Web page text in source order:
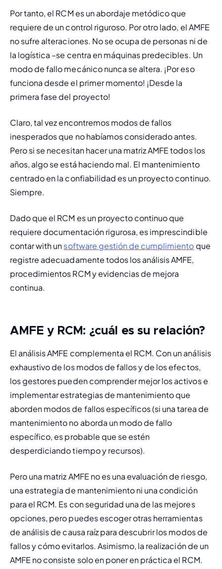
Por tanto, el RCM es un abordaje metódico que
requiere de un control riguroso. Por otro lado, el AMFE
no sufre alteraciones. No se ocupa de personas ni de
la logística –se centra en máquinas predecibles. Un
modo de fallo mecánico nunca se altera. ¡Por eso
funciona desde el primer momento! ¡Desde la
primera fase del proyecto!
Claro, tal vez encontremos modos de fallos
inesperados que no habíamos considerado antes.
Pero si se necesitan hacer una matriz AMFE todos los
años, algo se está haciendo mal. El mantenimiento
centrado en la confiabilidad es un proyecto continuo.
Siempre.
Dado que el RCM es un proyecto continuo que
requiere documentación rigurosa, es imprescindible
contar with un software gestión de cumplimiento que
registre adecuadamente todos los análisis AMFE,
procedimientos RCM y evidencias de mejora
continua.
AMFE y RCM: ¿cuál es su relación?
El análisis AMFE complementa el RCM. Con un análisis
exhaustivo de los modos de fallos y de los efectos,
los gestores pueden comprender mejor los activos e
implementar estrategias de mantenimiento que
aborden modos de fallos específicos (si una tarea de
mantenimiento no aborda un modo de fallo
específico, es probable que se estén
desperdiciando tiempo y recursos).
Pero una matriz AMFE no es una evaluación de riesgo,
una estrategia de mantenimiento ni una condición
para el RCM. Es con seguridad una de las mejores
opciones, pero puedes escoger otras herramientas
de análisis de causa raíz para descubrir los modos de
fallos y cómo evitarlos. Asimismo, la realización de un
AMFE no consiste solo en poner en práctica el RCM.